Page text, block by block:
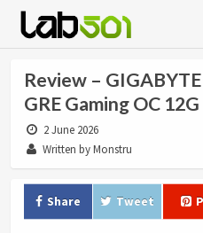
Review –
GRE Gaming OC 12G
2 June 2026
Written by Monstru
Share Tweet